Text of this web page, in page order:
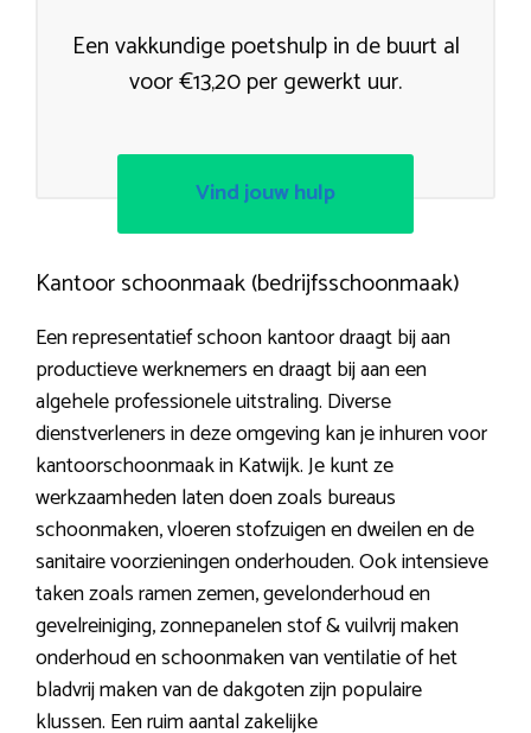
Een vakkundige poetshulp in de buurt al
voor €13,20 per gewerkt uur.
Vind jouw hulp
Kantoor schoonmaak (bedrijfsschoonmaak)
Een representatief schoon kantoor draagt bij aan
productieve werknemers en draagt bij aan een
algehele professionele uitstraling. Diverse
dienstverleners in deze omgeving kan je inhuren voor
kantoorschoonmaak in Katwijk. Je kunt ze
werkzaamheden laten doen zoals bureaus
schoonmaken, vloeren stofzuigen en dweilen en de
sanitaire voorzieningen onderhouden. Ook intensieve
taken zoals ramen zemen, gevelonderhoud en
gevelreiniging, zonnepanelen stof & vuilvrij maken
onderhoud en schoonmaken van ventilatie of het
bladvrij maken van de dakgoten zijn populaire
klussen. Een ruim aantal zakelijke